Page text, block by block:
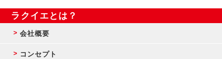
ラクイエとは？
会社概要
コンセプト